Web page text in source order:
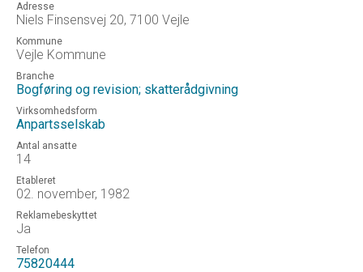
Adresse
Niels Finsensvej 20, 7100 Vejle
Kommune
Vejle Kommune
Branche
Bogføring og revision; skatterådgivning
Virksomhedsform
Anpartsselskab
Antal ansatte
14
Etableret
02. november, 1982
Reklamebeskyttet
Ja
Telefon
75820444